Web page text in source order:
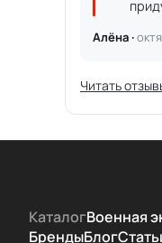
Алёна ·
Читать
КаталогВоенная
БрендыБлог